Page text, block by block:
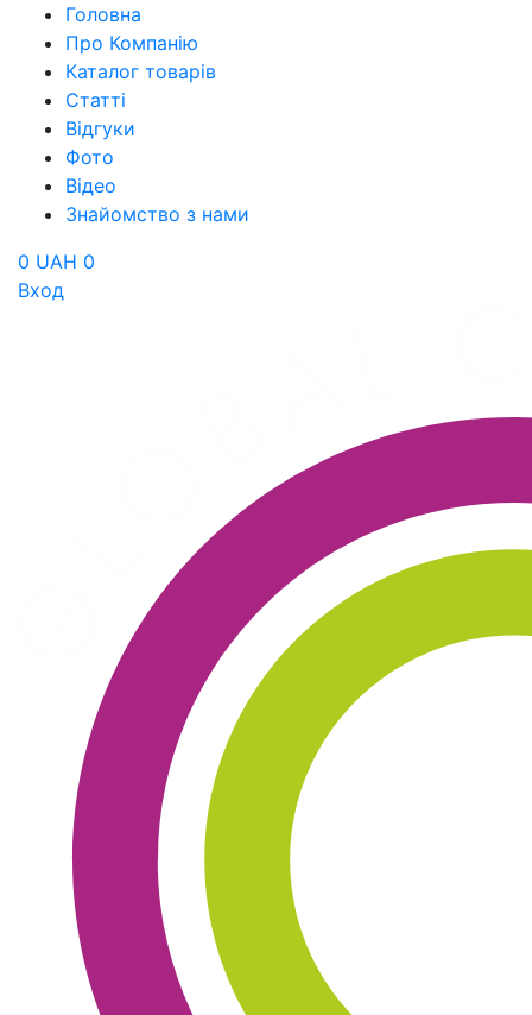
Головна
Про Компанію
Каталог товарів
Статті
Відгуки
Фото
Відео
Знайомство з нами
0 UAH 0
Вход